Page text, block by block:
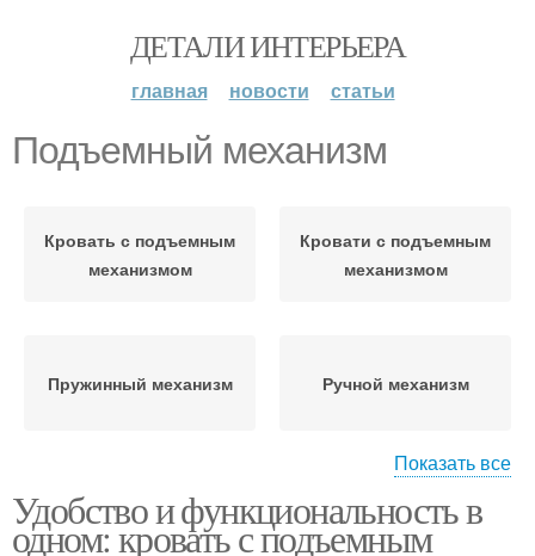
ДЕТАЛИ ИНТЕРЬЕРА
главная новости статьи
Подъемный механизм
Кровать с подъемным
механизмом
Кровати с подъемным
механизмом
Пружинный механизм Ручной механизм
Механизм на петлях Подъемные механизмы
Показать все
Удобство и функциональность в
одном: кровать с подъемным